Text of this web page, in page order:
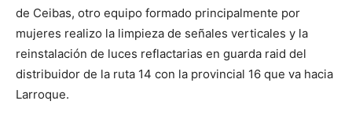
de Ceibas, otro equipo formado principalmente por
mujeres realizo la limpieza de señales verticales y la
reinstalación de luces reflactarias en guarda raid del
distribuidor de la ruta 14 con la provincial 16 que va hacia
Larroque.